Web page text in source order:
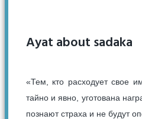
Ayat about sadaka
«Тем, кто расходует свое
тайно и явно, уготована
познают страха и не будут